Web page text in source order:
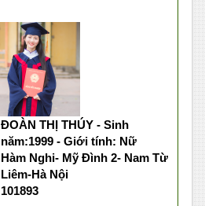
ĐOÀN THỊ THÚY - Sinh
năm:1999 - Giới tính: Nữ
Hàm Nghi- Mỹ Đình 2- Nam Từ
Liêm-Hà Nội
101893